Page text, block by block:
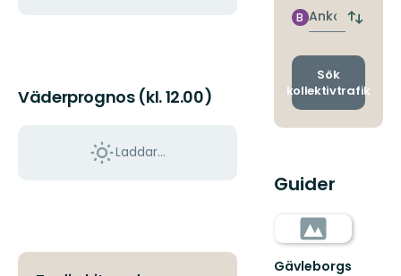
Väderprognos (kl. 12.00)
Laddar...
Ankomst
B
Byt
och
Sök
kollektivtrafik
Guider
Gävleborgs